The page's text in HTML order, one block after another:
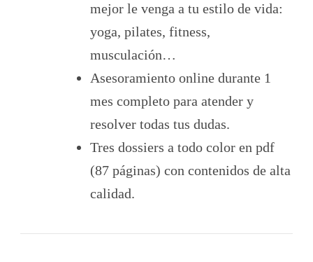
mejor le venga a tu estilo de vida:
yoga, pilates, fitness,
musculación…
Asesoramiento online durante 1
mes completo para atender y
resolver todas tus dudas.
Tres dossiers a todo color en pdf
(87 páginas) con contenidos de alta
calidad.